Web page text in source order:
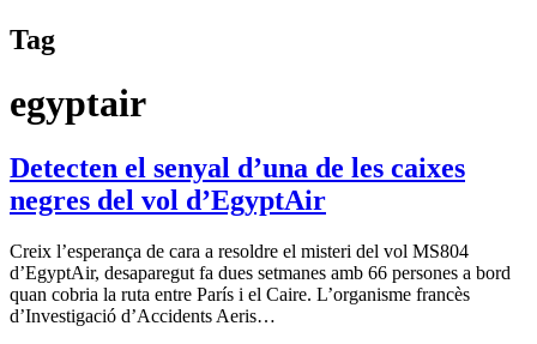
Tag
egyptair
Detecten el senyal d’una de les caixes
negres del vol d’EgyptAir
Creix l’esperança de cara a resoldre el misteri del vol MS804
d’EgyptAir, desaparegut fa dues setmanes amb 66 persones a bord
quan cobria la ruta entre París i el Caire. L’organisme francès
d’Investigació d’Accidents Aeris…